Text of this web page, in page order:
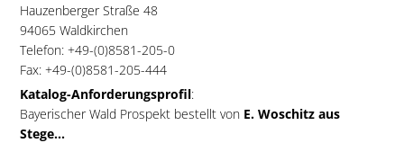
Hauzenberger Straße 48
94065 Waldkirchen
Telefon: +49-(0)8581-205-0
Fax: +49-(0)8581-205-444
Katalog-Anforderungsprofil:
Bayerischer Wald Prospekt bestellt von E. Woschitz aus
Stege...